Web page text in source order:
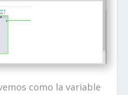
como la variable